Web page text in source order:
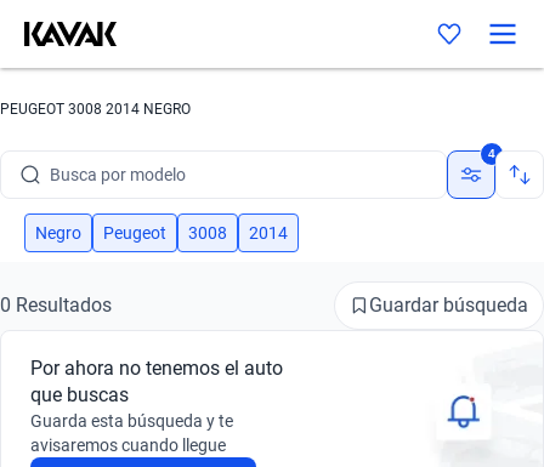
PEUGEOT 3008 2014 NEGRO
Busca por modelo
Busca por versión
Busca por marca
Busca por modelo
Busca por versión
4
Negro Peugeot 3008 2014
0 Resultados Guardar búsqueda
Por ahora no tenemos el auto
que buscas
Guarda esta búsqueda y te
avisaremos cuando llegue